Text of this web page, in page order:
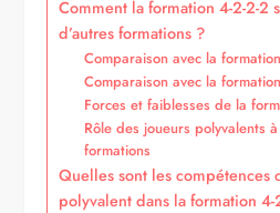
Comment la formation 4-2-2-2
d’autres formations ?
Comparaison avec la
Comparaison avec la
Forces et faiblesses de la
Rôle des joueurs polyvalents
formations
Quelles sont les compétences
polyvalent dans la formation 4-